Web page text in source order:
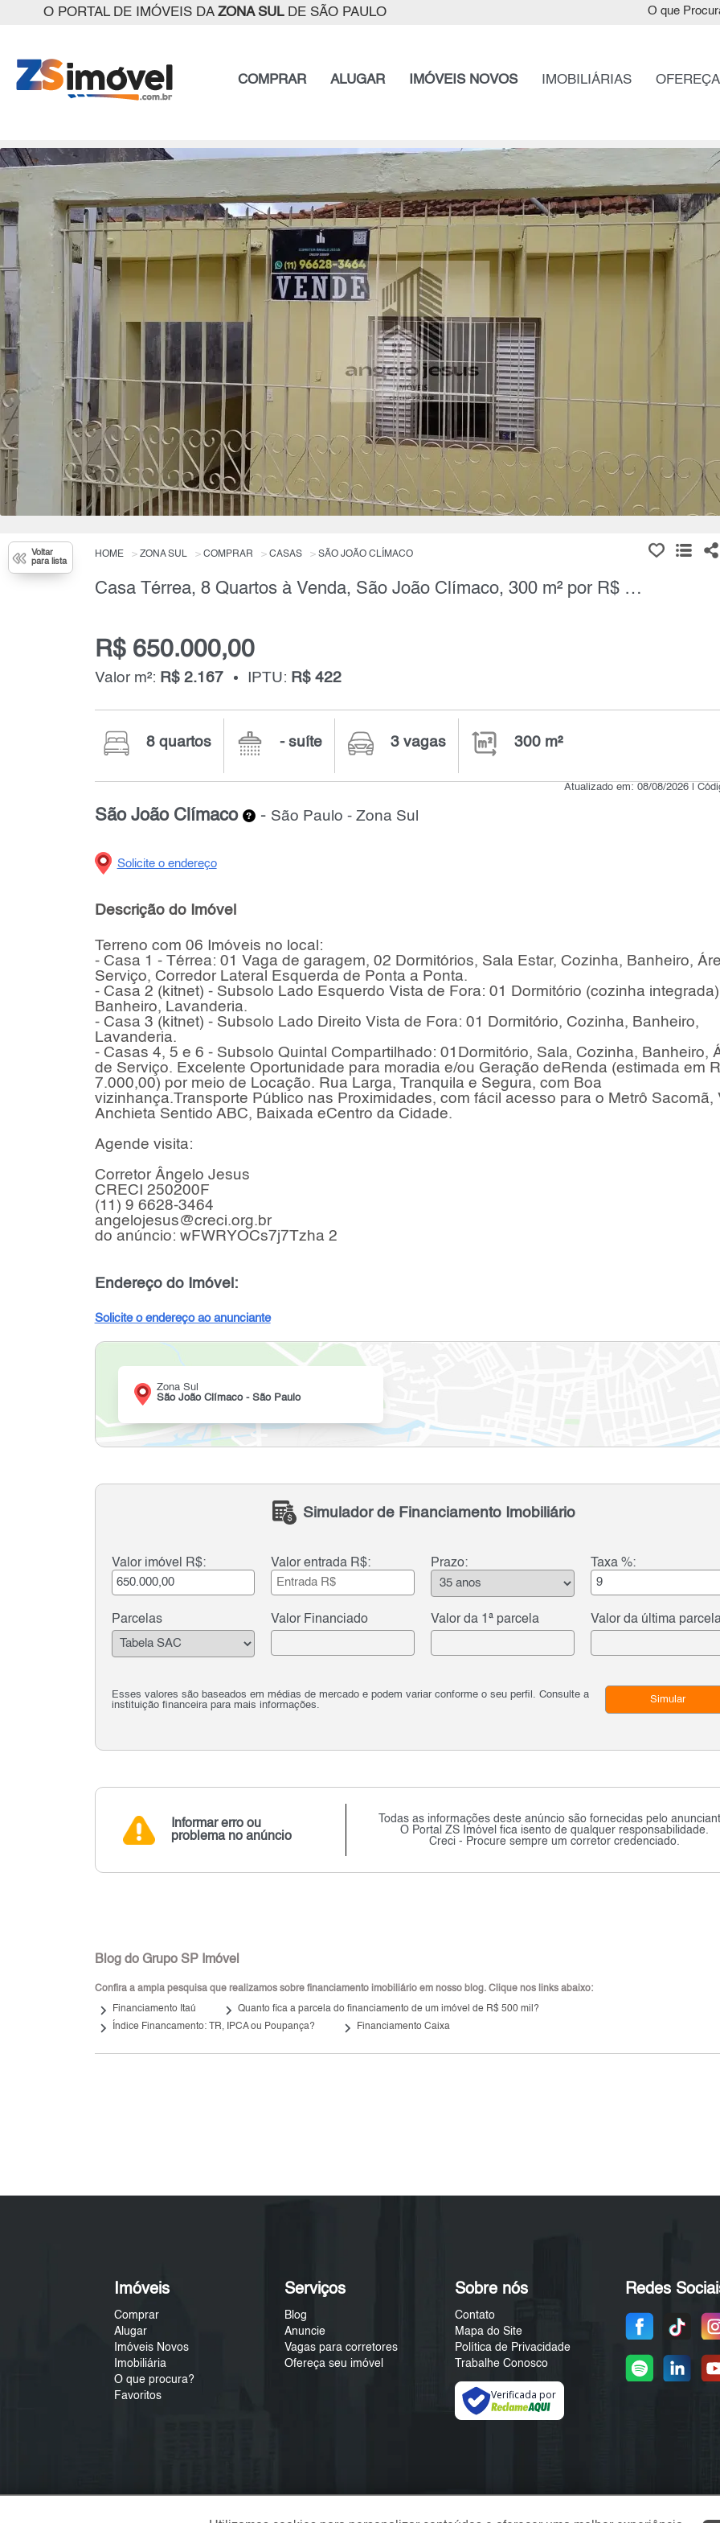
O PORTAL DE IMÓVEIS DA ZONA SULDE SÃO PAULO O que
COMPRAR ALUGAR IMÓVEIS NOVOS IMOBILIÁRIAS
Voltar
para lista
HOME ZONA SUL COMPRAR CASAS SÃO JOÃO CLÍMACO
Casa Térrea, 8 Quartos à Venda, São João Clímaco, 300 m² por R$ 650.000,00
R$ 650.000,00
Valor m²: R$ 2.167 IPTU: R$ 422
8 quartos - suíte 3 vagas 300 m²
Atualizado em: 08/08/2026 |
São João Clímaco - São Paulo - Zona Sul
Solicite o endereço
Descrição do Imóvel
Terreno com 06 Imóveis no local:
- Casa 1 - Térrea: 01 Vaga de garagem, 02 Dormitórios, Sala Estar, Cozinha, Banheiro,
Serviço, Corredor Lateral Esquerda de Ponta a Ponta.
- Casa 2 (kitnet) - Subsolo Lado Esquerdo Vista de Fora: 01 Dormitório (cozinha
Banheiro, Lavanderia.
- Casa 3 (kitnet) - Subsolo Lado Direito Vista de Fora: 01 Dormitório, Cozinha, Banheiro,
Lavanderia.
- Casas 4, 5 e 6 - Subsolo Quintal Compartilhado: 01Dormitório, Sala, Cozinha, Banheiro,
de Serviço. Excelente Oportunidade para moradia e/ou Geração deRenda (estimada em
7.000,00) por meio de Locação. Rua Larga, Tranquila e Segura, com Boa
vizinhança.Transporte Público nas Proximidades, com fácil acesso para o Metrô Sacomã,
Anchieta Sentido ABC, Baixada eCentro da Cidade.
Agende visita:
Corretor Ângelo Jesus
CRECI 250200F
(11) 9 6628-3464
angelojesus@creci.org.br
do anúncio: wFWRYOCs7j7Tzha 2
Endereço do Imóvel:
Solicite o endereço ao anunciante
Zona Sul
São João Clímaco - São Paulo
Simulador de Financiamento Imobiliário
Valor imóvel R$: Valor entrada R$: Prazo: Taxa %:
Parcelas Valor Financiado Valor da 1ª parcela Valor da última
Esses valores são baseados em médias de mercado e podem variar conforme o seu perfil. Consulte a
instituição financeira para mais informações.
Simular
Informar erro ou
problema no anúncio
Todas as informações deste anúncio são fornecidas pelo
O Portal ZS Imóvel fica isento de qualquer responsabilidade.
Creci - Procure sempre um corretor credenciado.
Blog do Grupo SP Imóvel
Confira a ampla pesquisa que realizamos sobre financiamento imobiliário em nosso blog. Clique nos links abaixo:
keyboard_arrow_right Financiamento Itaú keyboard_arrow_right Quanto fica a parcela do financiamento de um imóvel de R$ 500 mil?
keyboard_arrow_right Índice Financamento: TR, IPCA ou Poupança? keyboard_arrow_right Financiamento Caixa
Imóveis
Comprar
Alugar
Imóveis Novos
Imobiliária
O que procura?
Favoritos
Serviços
Blog
Anuncie
Vagas para corretores
Ofereça seu imóvel
Sobre nós
Contato
Mapa do Site
Política de Privacidade
Trabalhe Conosco
Verificada por
Redes